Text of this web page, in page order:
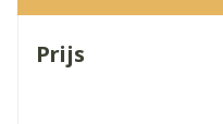
Prijs